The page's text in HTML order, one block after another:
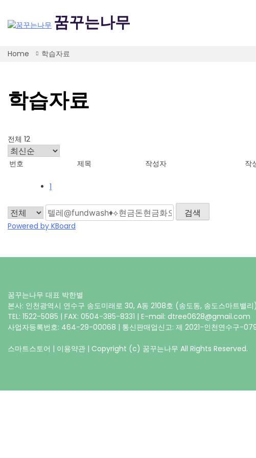
content
꿈꾸는나무
Home 학습자료
학습자료
전체 12
번호 제목 작성자 작
1
검색
Powered by KBoard
꿈꾸는나무 대표 박한별
본사: 인천광역시 연수구 송도미래로 30, A동 2108호 (송도동, 송도스마트밸리)
TEL: 1522-5085 | FAX: 0504-385-8331 | E-mail: dtree0628@gmail.com
사업자등록번호: 464-29-00068 | 통신판매업신고: 제 2021-인천연수구-
스마트스토어 | 이용약관 | Copyright (c) 꿈꾸는나무 All Rights Reserved.